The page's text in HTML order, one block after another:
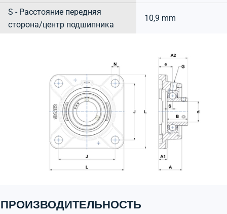
S - Расстояние передняя
сторона/центр подшипника
10,9 mm
ПРОИЗВОДИТЕЛЬНОСТЬ